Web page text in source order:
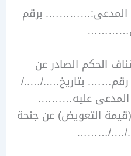
برقم
الصادر عن
…../
عليه……….
عن جنحة